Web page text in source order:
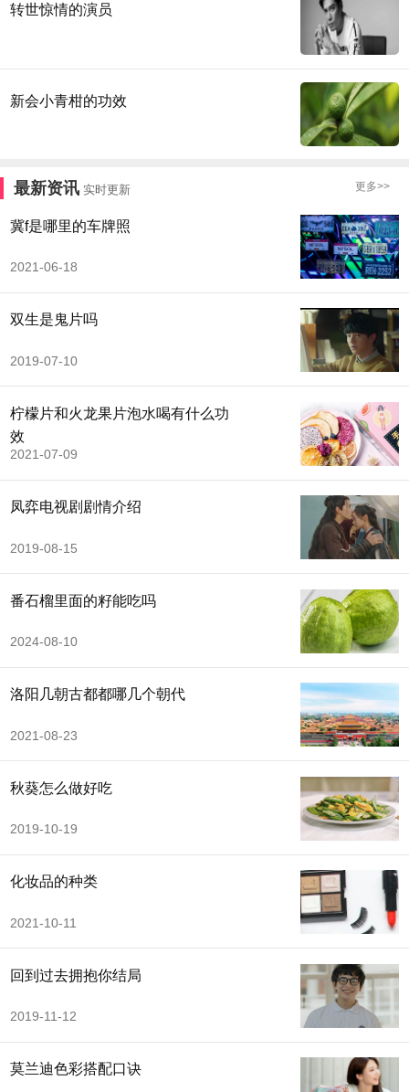
转世惊情的演员
新会小青柑的功效
最新资讯 实时更新 更多>>
冀f是哪里的车牌照
2021-06-18
双生是鬼片吗
2019-07-10
柠檬片和火龙果片泡水喝有什么功
效
2021-07-09
凤弈电视剧剧情介绍
2019-08-15
番石榴里面的籽能吃吗
2024-08-10
洛阳几朝古都都哪几个朝代
2021-08-23
秋葵怎么做好吃
2019-10-19
化妆品的种类
2021-10-11
回到过去拥抱你结局
2019-11-12
莫兰迪色彩搭配口诀